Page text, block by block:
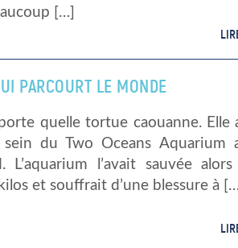
[…]
PARCOURT LE MONDE
quelle tortue caouanne. Elle
du Two Oceans Aquarium
l’avait sauvée alors
et souffrait d’une blessure à